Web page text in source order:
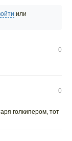
или
0
0
голкипером, тот